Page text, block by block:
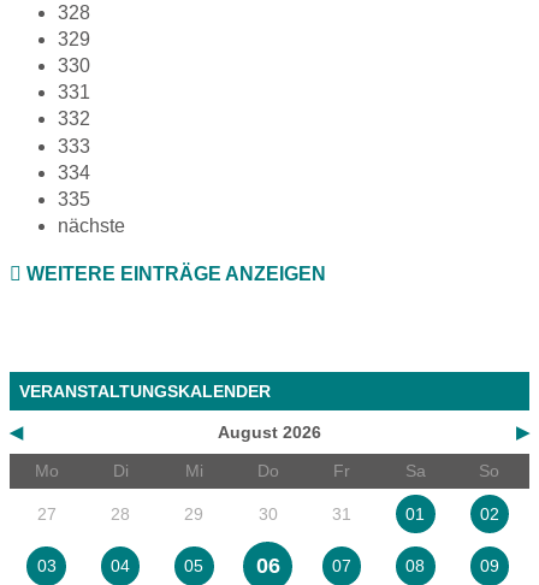
328
329
330
331
332
333
334
335
nächste
WEITERE EINTRÄGE ANZEIGEN
VERANSTALTUNGSKALENDER
◀ ▶
August 2026
Mo
Di Mi Do Fr Sa So
27 28 29 30 31 01 02
03 04 05 06 07 08 09